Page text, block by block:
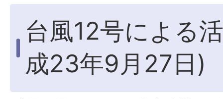
台風12号による
成23年9月27日)